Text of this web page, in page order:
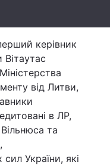
керівник
від Литви,
в ЛР,
та
України, які